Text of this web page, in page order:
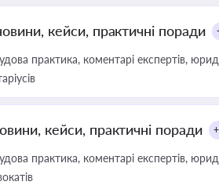
кейси, практичні поради
практика, коментарі експертів,
кейси, практичні поради
практика, коментарі експертів,